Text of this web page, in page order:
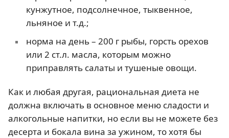
кунжутное, подсолнечное, тыквенное,
льняное и т.д.;
норма на день – 200 г рыбы, горсть орехов
или 2 ст.л. масла, которым можно
приправлять салаты и тушеные овощи.
Как и любая другая, рациональная диета не
должна включать в основное меню сладости и
алкогольные напитки, но если вы не можете без
десерта и бокала вина за ужином, то хотя бы